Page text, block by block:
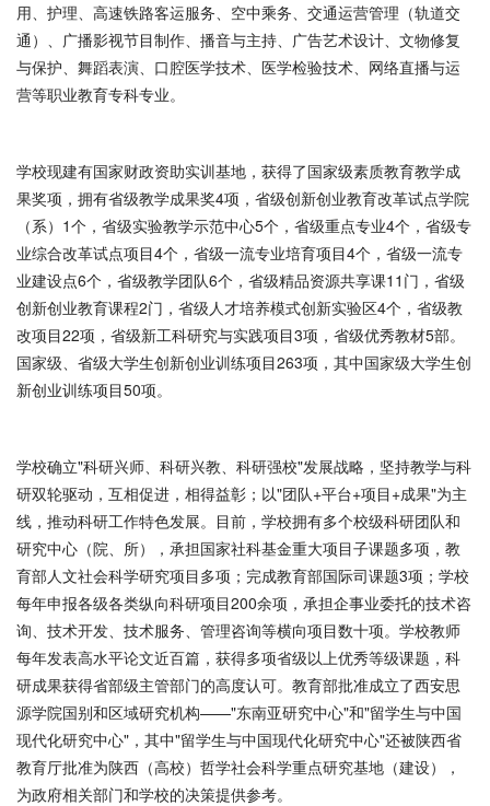
用、护理、高速铁路客运服务、空中乘务、交通运营管理（轨道交
通）、广播影视节目制作、播音与主持、广告艺术设计、文物修复
与保护、舞蹈表演、口腔医学技术、医学检验技术、网络直播与运
营等职业教育专科专业。
学校现建有国家财政资助实训基地，获得了国家级素质教育教学成
果奖项，拥有省级教学成果奖4项，省级创新创业教育改革试点学院
（系）1个，省级实验教学示范中心5个，省级重点专业4个，省级专
业综合改革试点项目4个，省级一流专业培育项目4个，省级一流专
业建设点6个，省级教学团队6个，省级精品资源共享课11门，省级
创新创业教育课程2门，省级人才培养模式创新实验区4个，省级教
改项目22项，省级新工科研究与实践项目3项，省级优秀教材5部。
国家级、省级大学生创新创业训练项目263项，其中国家级大学生创
新创业训练项目50项。
学校确立"科研兴师、科研兴教、科研强校"发展战略，坚持教学与科
研双轮驱动，互相促进，相得益彰；以"团队+平台+项目+成果"为主
线，推动科研工作特色发展。目前，学校拥有多个校级科研团队和
研究中心（院、所），承担国家社科基金重大项目子课题多项，教
育部人文社会科学研究项目多项；完成教育部国际司课题3项；学校
每年申报各级各类纵向科研项目200余项，承担企事业委托的技术咨
询、技术开发、技术服务、管理咨询等横向项目数十项。学校教师
每年发表高水平论文近百篇，获得多项省级以上优秀等级课题，科
研成果获得省部级主管部门的高度认可。教育部批准成立了西安思
源学院国别和区域研究机构——"东南亚研究中心"和"留学生与中国
现代化研究中心"，其中"留学生与中国现代化研究中心"还被陕西省
教育厅批准为陕西（高校）哲学社会科学重点研究基地（建设），
为政府相关部门和学校的决策提供参考。